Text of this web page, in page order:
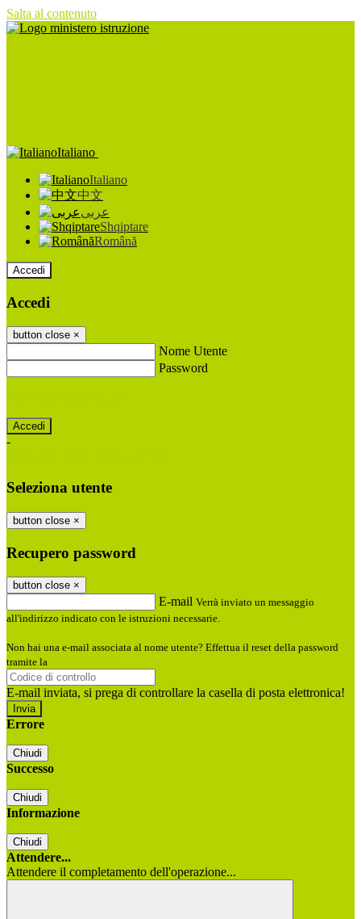
Salta al contenuto
Italiano
Italiano
中文
عربى
Shqiptare
Română
Accedi
Accedi
button close ×
Nome Utente
Password
-
Seleziona utente
button close ×
Recupero password
button close ×
E-mail Verrà inviato un messaggio
all'indirizzo indicato con le istruzioni necessarie.
Non hai una e-mail associata al nome utente? Effettua il reset della password
tramite la
E-mail inviata, si prega di controllare la casella di posta elettronica!
Errore
Chiudi
Successo
Chiudi
Informazione
Chiudi
Attendere...
Attendere il completamento dell'operazione...